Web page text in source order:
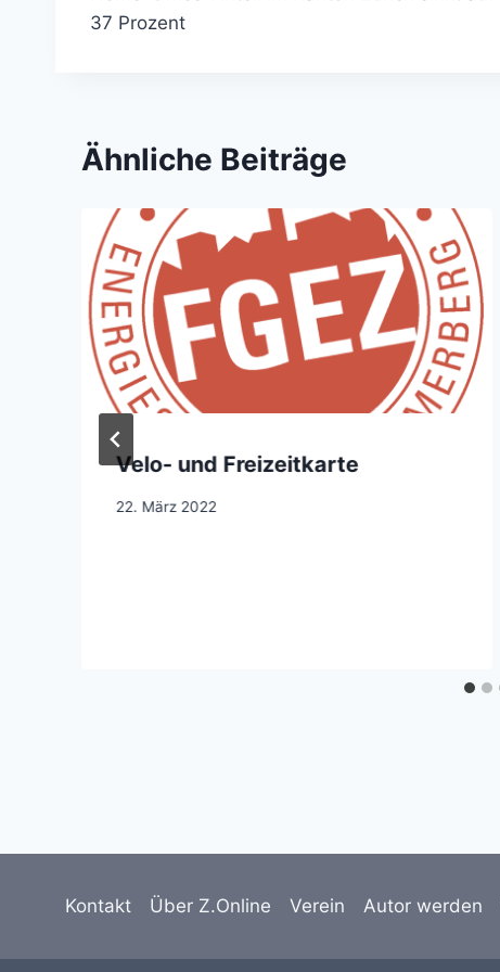
37 Prozent
Ähnliche Beiträge
Velo- und Freizeitkarte
22. März 2022
Kontakt Über Z.Online Verein Autor werden